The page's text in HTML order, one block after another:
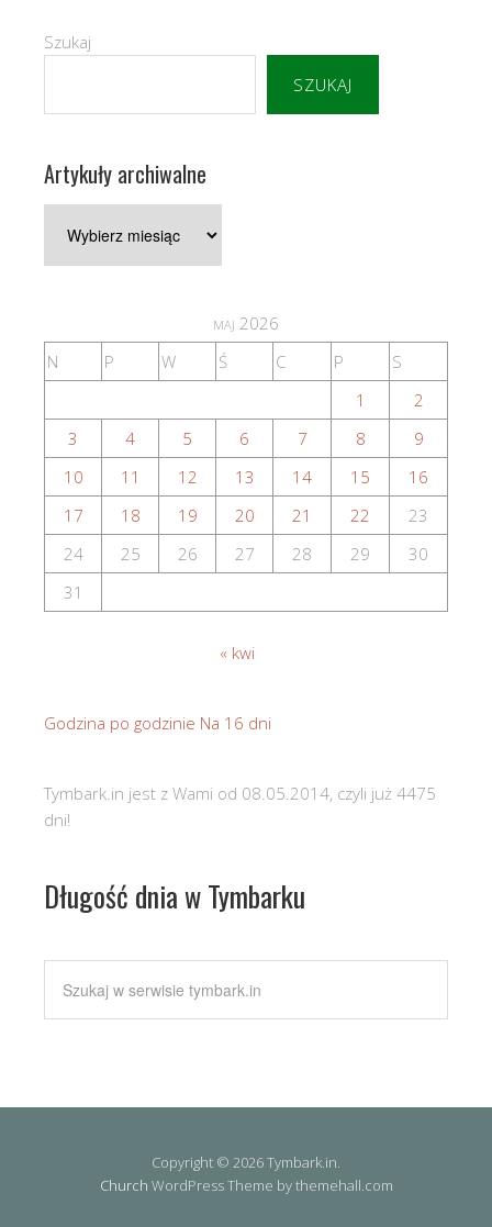
Szukaj
SZUKAJ
Artykuły archiwalne
archiwalne
maj 2026
N
P W Ś C P
S
1
2
3
4 5 6 7 8
9
10
11 12 13 14 15
16
17
18 19 20 21 22
23
24
25 26 27 28 29
30
31
« kwi
Godzina po godzinie Na 16 dni
Tymbark.in jest z Wami od 08.05.2014, czyli już 4475
dni!
Długość dnia w Tymbarku
Copyright © 2026 Tymbark.in.
Church WordPress Theme by themehall.com